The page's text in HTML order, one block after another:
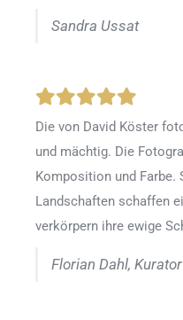
Sandra Ussat
Die von David Köster
und mächtig. Die
Komposition und Farbe.
Landschaften schaffen
verkörpern ihre ewige
Florian Dahl,